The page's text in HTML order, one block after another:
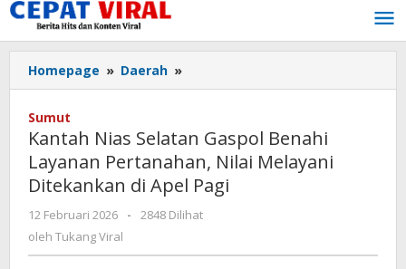
Lewati
konten
Homepage » Daerah »
Nias
Benahi
Layanan
Pertanahan,
Melayani
di
Sumut
Kantah Nias Selatan Gaspol Benahi
Layanan Pertanahan, Nilai Melayani
Ditekankan di Apel Pagi
12 Februari 2026
oleh
-
2848 Dilihat
oleh Tukang Viral